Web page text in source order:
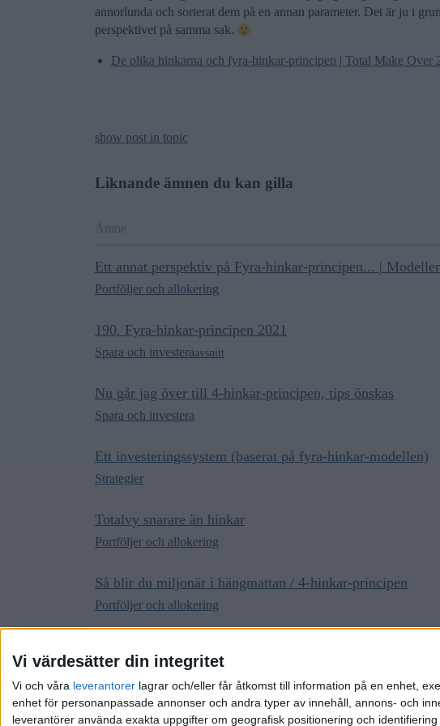
Vi värdesätter din integritet
Vi och våra leverantorer lagrar och/eller får åtkomst till information på en enhet,
enhet för personanpassade annonser och andra typer av innehåll, annons- och
leverantörer använda exakta uppgifter om geografisk positionering och
annorlunda och sorterat dem på en annan parameter. Det är ju i
perspektivet på samma sak.
De olika hinkarna och fyra-hinkar-principen | Total Make Over
show post in topic
Liknande ämnen du kan gilla
Ämne
Ett annat perspektiv på Fyra-hinkar-principen... |
Portföljer och allokering
190. Fyra-hinkar-principen 2021
Spara och investeraavsnitt
Nu går jag över till 4-hinkar-principen, tips önskas
Spara och investera
Ett investeringssystem (baserat på fyra-hinkar-modellen)
Strategier
Totalvy snarare än hinkar
Portföljer och allokering
Så blir du miljonär i hängmattan / 4-hinkar-principen
Portföljer och allokering
Kom igång / få feedback